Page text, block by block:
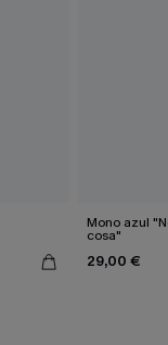
Mono azul
cosa"
29,00 €